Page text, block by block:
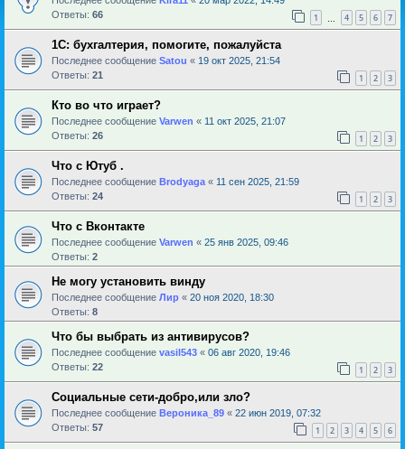
Ответы: 66 1 4 5 6 7
1С: бухгалтерия, помогите, пожалуйста
Последнее сообщение Satou « 19 окт 2025, 21:54
Ответы: 21 1 2 3
Кто во что играет?
Последнее сообщение Varwen « 11 окт 2025, 21:07
Ответы: 26 1 2 3
Что с Ютуб .
Последнее сообщение Brodyaga « 11 сен 2025, 21:59
Ответы: 24 1 2 3
Что с Вконтакте
Последнее сообщение Varwen « 25 янв 2025, 09:46
Ответы: 2
Не могу установить винду
Последнее сообщение Лир « 20 ноя 2020, 18:30
Ответы: 8
Что бы выбрать из антивирусов?
Последнее сообщение vasil543 « 06 авг 2020, 19:46
Ответы: 22 1 2 3
Социальные сети-добро,или зло?
Последнее сообщение Вероника_89 « 22 июн 2019, 07:32
Ответы: 57 1 2 3 4 5 6